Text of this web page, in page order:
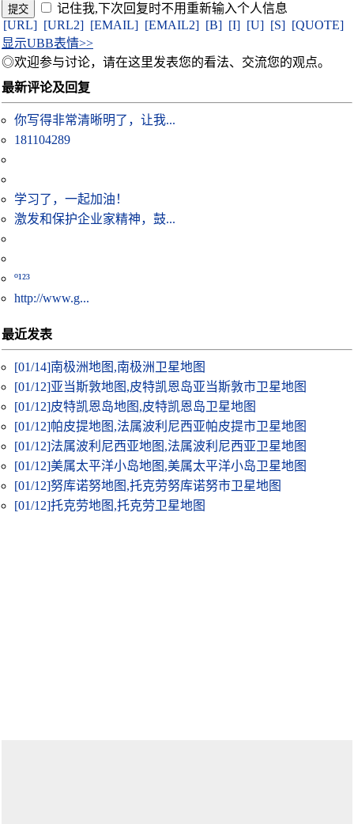
记住我,下次回复时不用重新输入个人信息
[URL] [URL2] [EMAIL] [EMAIL2] [B] [I] [U] [S] [QUOTE]
显示UBB表情>>
◎欢迎参与讨论，请在这里发表您的看法、交流您的观点。
最新评论及回复
你写得非常清晰明了，让我...
181104289
学习了，一起加油！
激发和保护企业家精神，鼓...
º¹²³
http://www.g...
最近发表
[01/14]南极洲地图,南极洲卫星地图
[01/12]亚当斯敦地图,皮特凯恩岛亚当斯敦市卫星地图
[01/12]皮特凯恩岛地图,皮特凯恩岛卫星地图
[01/12]帕皮提地图,法属波利尼西亚帕皮提市卫星地图
[01/12]法属波利尼西亚地图,法属波利尼西亚卫星地图
[01/12]美属太平洋小岛地图,美属太平洋小岛卫星地图
[01/12]努库诺努地图,托克劳努库诺努市卫星地图
[01/12]托克劳地图,托克劳卫星地图